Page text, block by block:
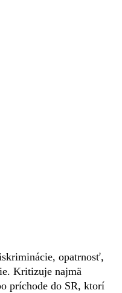
opatrnosť,
Kritizuje najmä
príchode do SR, ktorí